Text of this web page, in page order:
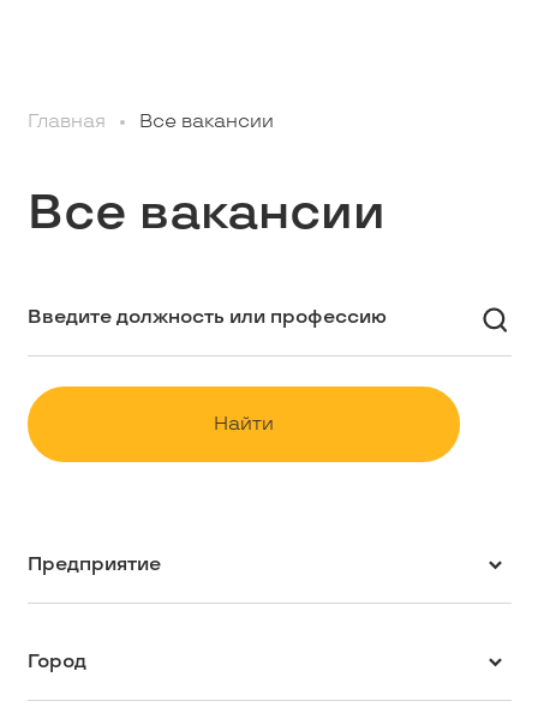
Студентам
Школьникам
Контакты
Главная Все вакансии
Все вакансии
Найти
Предприятие
Город